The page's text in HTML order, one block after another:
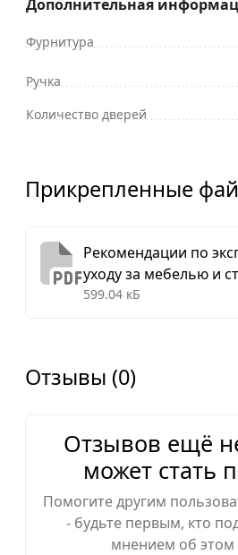
Дополнительная
Фурнитура
Ручка
Количество дверей
Прикрепленные
Рекомендации по
уходу за мебелью и
599.04 кБ
Отзывы (0)
Отзывов ещё
может стать
Помогите другим
- будьте первым, кто
мнением об этом